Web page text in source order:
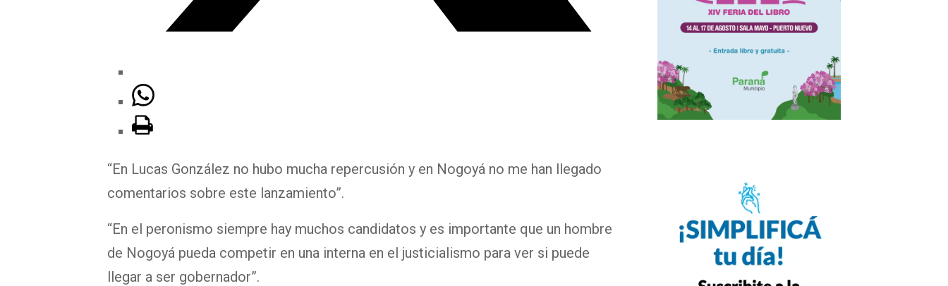
“En Lucas González no hubo mucha repercusión y en Nogoyá no me han llegado
comentarios sobre este lanzamiento”.
“En el peronismo siempre hay muchos candidatos y es importante que un hombre
de Nogoyá pueda competir en una interna en el justicialismo para ver si puede
llegar a ser gobernador”.